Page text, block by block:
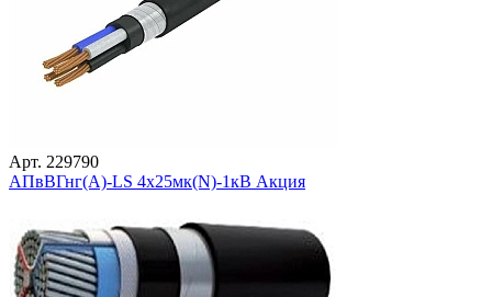
Арт. 229790
АПвВГнг(А)-LS 4х25мк(N)-1кВ Акция